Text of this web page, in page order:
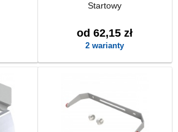
Startowy
od 62,15 zł
2 warianty